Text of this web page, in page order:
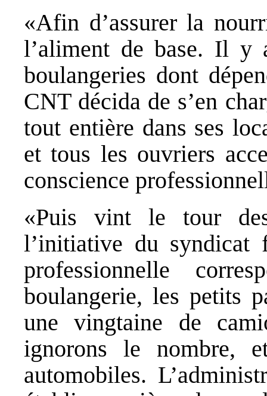
«Afin d’assurer la
l’aliment de base. Il
boulangeries dont
CNT décida de s’en
tout entière dans ses
et tous les ouvriers
conscience
«Puis vint le tour
l’initiative du syndicat
professionnelle
boulangerie, les petits
une vingtaine de
ignorons le nombre,
automobiles.